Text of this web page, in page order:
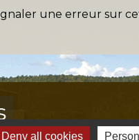
une erreur sur
Deny all cookies